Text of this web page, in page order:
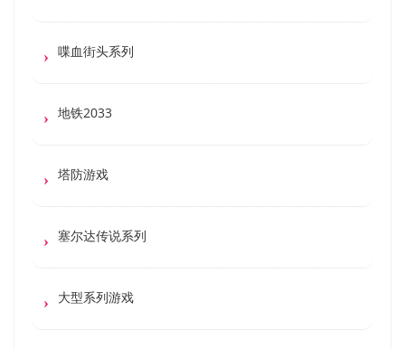
喋血街头系列
地铁2033
塔防游戏
塞尔达传说系列
大型系列游戏